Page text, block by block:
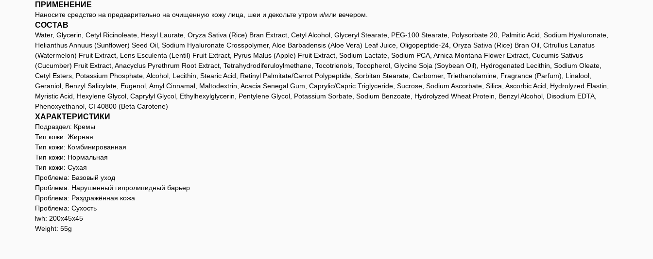
ПРИМЕНЕНИЕ
Наносите средство на предварительно на очищенную кожу лица, шеи и декольте утром и/или вечером.
СОСТАВ
Water, Glycerin, Cetyl Ricinoleate, Hexyl Laurate, Oryza Sativa (Rice) Bran Extract, Cetyl Alcohol, Glyceryl Stearate, PEG-100 Stearate, Polysorbate 20, Palmitic Acid, Sodium Hyaluronate,
Helianthus Annuus (Sunflower) Seed Oil, Sodium Hyaluronate Crosspolymer, Aloe Barbadensis (Aloe Vera) Leaf Juice, Oligopeptide-24, Oryza Sativa (Rice) Bran Oil, Citrullus Lanatus
(Watermelon) Fruit Extract, Lens Esculenta (Lentil) Fruit Extract, Pyrus Malus (Apple) Fruit Extract, Sodium Lactate, Sodium PCA, Arnica Montana Flower Extract, Cucumis Sativus
(Cucumber) Fruit Extract, Anacyclus Pyrethrum Root Extract, Tetrahydrodiferuloylmethane, Tocotrienols, Tocopherol, Glycine Soja (Soybean Oil), Hydrogenated Lecithin, Sodium Oleate,
Cetyl Esters, Potassium Phosphate, Alcohol, Lecithin, Stearic Acid, Retinyl Palmitate/Carrot Polypeptide, Sorbitan Stearate, Carbomer, Triethanolamine, Fragrance (Parfum), Linalool,
Geraniol, Benzyl Salicylate, Eugenol, Amyl Cinnamal, Maltodextrin, Acacia Senegal Gum, Caprylic/Capric Triglyceride, Sucrose, Sodium Ascorbate, Silica, Ascorbic Acid, Hydrolyzed Elastin,
Myristic Acid, Hexylene Glycol, Caprylyl Glycol, Ethylhexylglycerin, Pentylene Glycol, Potassium Sorbate, Sodium Benzoate, Hydrolyzed Wheat Protein, Benzyl Alcohol, Disodium EDTA,
Phenoxyethanol, CI 40800 (Beta Carotene)
ХАРАКТЕРИСТИКИ
Подраздел: Кремы
Тип кожи: Жирная
Тип кожи: Комбинированная
Тип кожи: Нормальная
Тип кожи: Сухая
Проблема: Базовый уход
Проблема: Нарушенный гилролипидный барьер
Проблема: Раздражённая кожа
Проблема: Сухость
lwh: 200x45x45
Weight: 55g